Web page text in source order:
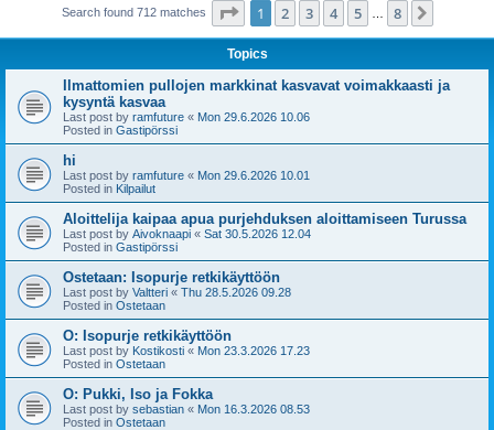
Search found 712 matches Page 1of 8
1 2 3 4 5 8
Topics
Ilmattomien pullojen markkinat kasvavat voimakkaasti ja
kysyntä kasvaa
Last post by ramfuture « Mon 29.6.2026 10.06
Posted in Gastipörssi
hi
Last post by ramfuture « Mon 29.6.2026 10.01
Posted in Kilpailut
Aloittelija kaipaa apua purjehduksen aloittamiseen Turussa
Last post by Aivoknaapi « Sat 30.5.2026 12.04
Posted in Gastipörssi
Ostetaan: Isopurje retkikäyttöön
Last post by Valtteri « Thu 28.5.2026 09.28
Posted in Ostetaan
O: Isopurje retkikäyttöön
Last post by Kostikosti « Mon 23.3.2026 17.23
Posted in Ostetaan
O: Pukki, Iso ja Fokka
Last post by sebastian « Mon 16.3.2026 08.53
Posted in Ostetaan